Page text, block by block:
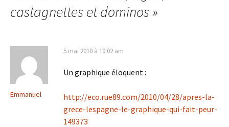
castagnettes et dominos»
Emmanuel
5 mai 2010 à 10:02 am
Un graphique éloquent :
http://eco.rue89.com/2010/04/28/apres-la-
grece-lespagne-le-graphique-qui-fait-peur-
149373